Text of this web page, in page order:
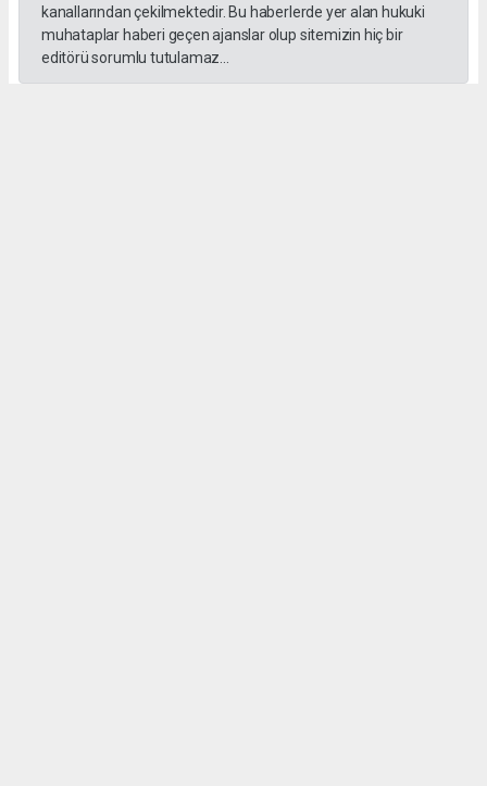
kanallarından çekilmektedir. Bu haberlerde yer alan hukuki
muhataplar haberi geçen ajanslar olup sitemizin hiç bir
editörü sorumlu tutulamaz...